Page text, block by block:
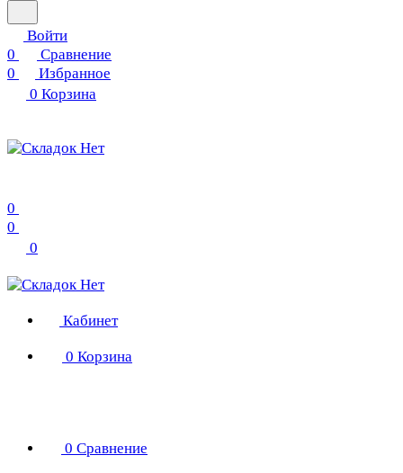
Войти
0
Сравнение
0
Избранное
0 Корзина
0
0
0
Кабинет
0 Корзина
0 Сравнение